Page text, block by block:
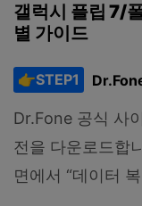
갤럭시 플립 7/
별 가이드
👉STEP1
Dr.Fone 공식 사
전을 다운로드합
면에서 “데이터